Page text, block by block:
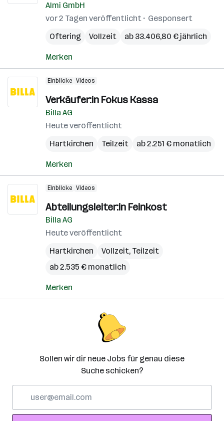
Almi GmbH
vor 2 Tagen veröffentlicht
Gesponsert
Oftering
Vollzeit ab 33.406,80 € jährlich
Merken
Einblicke Videos
Verkäufer:in Fokus Kassa
Billa AG
Heute veröffentlicht
Hartkirchen
Teilzeit ab 2.251 € monatlich
Merken
Einblicke Videos
Abteilungsleiter:in Feinkost
Billa AG
Heute veröffentlicht
Hartkirchen
Vollzeit, Teilzeit
ab 2.535 € monatlich
Merken
Sollen wir dir neue Jobs für genau diese
Suche schicken?
Adresse